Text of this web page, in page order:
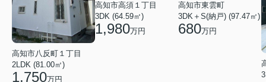
高知市八反町１丁目
2LDK (81.00㎡)
1,750万円
高知市高須１丁目
3DK (64.59㎡)
1,980万円
高知市東雲町
3DK＋S(納戸) (97.47㎡)
680万円